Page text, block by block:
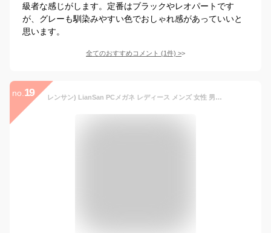
級者な感じがします。定番はブラックやレオパートです
が、グレーも馴染みやすい色でおしゃれ感があっていいと
思います。
全てのおすすめコメント (1件) >
no. 19 レンサン) LianSan PCメガネ レディース メンズ 女性 男性 丸型 おしゃれ オフィス ゲーム ブルーライトカット メタル 青色光カット PCグラス パソコン用メガネ 2200G ラウンド型 ずれ落ち防止 丈夫